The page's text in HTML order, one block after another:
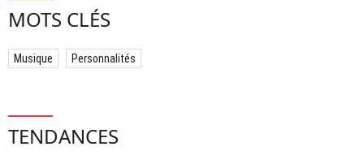
MOTS CLÉS
Musique Personnalités
TENDANCES